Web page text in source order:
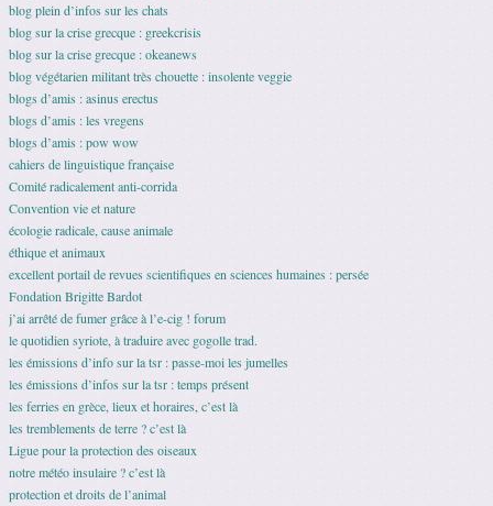
blog plein d’infos sur les chats
blog sur la crise grecque : greekcrisis
blog sur la crise grecque : okeanews
blog végétarien militant très chouette : insolente veggie
blogs d’amis : asinus erectus
blogs d’amis : les vregens
blogs d’amis : pow wow
cahiers de linguistique française
Comité radicalement anti-corrida
Convention vie et nature
écologie radicale, cause animale
éthique et animaux
excellent portail de revues scientifiques en sciences humaines : persée
Fondation Brigitte Bardot
j’ai arrêté de fumer grâce à l’e-cig ! forum
le quotidien syriote, à traduire avec gogolle trad.
les émissions d’info sur la tsr : passe-moi les jumelles
les émissions d’infos sur la tsr : temps présent
les ferries en grèce, lieux et horaires, c’est là
les tremblements de terre ? c’est là
Ligue pour la protection des oiseaux
notre météo insulaire ? c’est là
protection et droits de l’animal